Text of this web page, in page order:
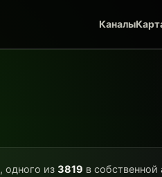
Каналы
, одного из 3819 в собственной